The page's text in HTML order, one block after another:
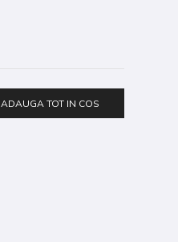
ADAUGA TOT IN COS